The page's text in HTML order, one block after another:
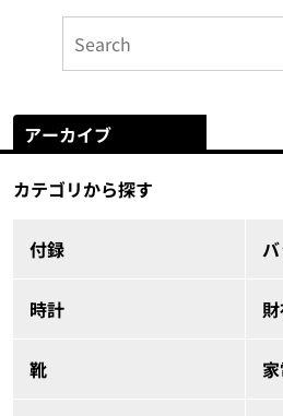
アーカイブ
カテゴリから探す
付録
時計
靴